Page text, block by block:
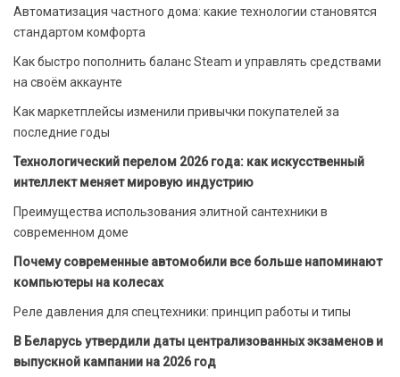
Автоматизация частного дома: какие технологии становятся
стандартом комфорта
Как быстро пополнить баланс Steam и управлять средствами
на своём аккаунте
Как маркетплейсы изменили привычки покупателей за
последние годы
Технологический перелом 2026 года: как искусственный
интеллект меняет мировую индустрию
Преимущества использования элитной сантехники в
современном доме
Почему современные автомобили все больше напоминают
компьютеры на колесах
Реле давления для спецтехники: принцип работы и типы
В Беларусь утвердили даты централизованных экзаменов и
выпускной кампании на 2026 год